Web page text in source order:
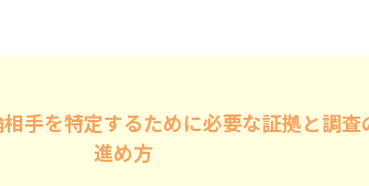
手を特定するために必要な証拠と調査
進め方